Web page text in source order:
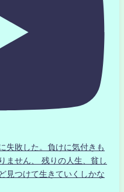
失敗した。負けに気付きも
ません、 残りの人生、貧し
見つけて生きていくしかな